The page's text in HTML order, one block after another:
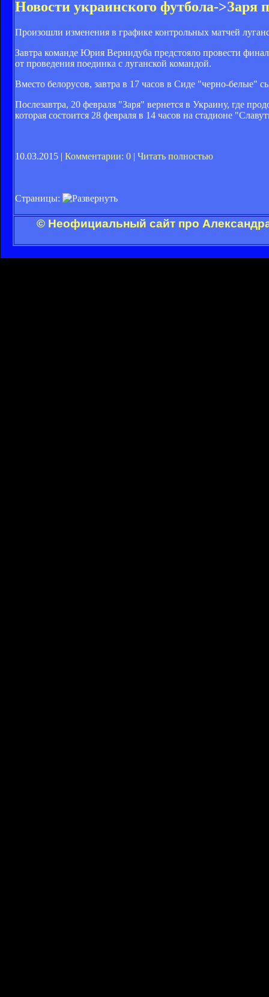
Новости украинского футбола->Заря
Произошли изменения в графике контрольных матчей
Завтра команде Юрия Вернидуба предстояло провести
от проведения поединка с луганской командой.
Вместо белорусов, завтра в 17 часов в Сиде "черно-
Послезавтра, 20 февраля "Заря" вернется в Украину, где
которая состоится 28 февраля в 14 часов на стадионе
10.03.2015 | Комментарии: 0 | Читать полностью
Страницы:
© Неофициальный сайт про